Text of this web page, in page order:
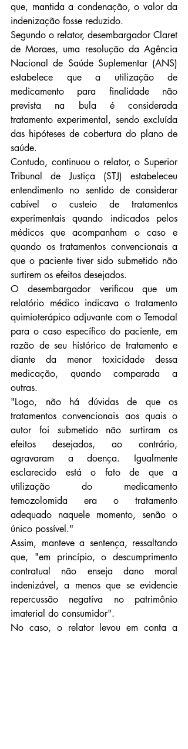
que, mantida a condenação, o valor da
indenização fosse reduzido.
Segundo o relator, desembargador Claret
de Moraes, uma resolução da Agência
Nacional de Saúde Suplementar (ANS)
estabelece que a utilização de
medicamento para finalidade não
prevista na bula é considerada
tratamento experimental, sendo excluída
das hipóteses de cobertura do plano de
saúde.
Contudo, continuou o relator, o Superior
Tribunal de Justiça (STJ) estabeleceu
entendimento no sentido de considerar
cabível o custeio de tratamentos
experimentais quando indicados pelos
médicos que acompanham o caso e
quando os tratamentos convencionais a
que o paciente tiver sido submetido não
surtirem os efeitos desejados.
O desembargador verificou que um
relatório médico indicava o tratamento
quimioterápico adjuvante com o Temodal
para o caso específico do paciente, em
razão de seu histórico de tratamento e
diante da menor toxicidade dessa
medicação, quando comparada a
outras.
"Logo, não há dúvidas de que os
tratamentos convencionais aos quais o
autor foi submetido não surtiram os
efeitos desejados, ao contrário,
agravaram a doença. Igualmente
esclarecido está o fato de que a
utilização do medicamento
temozolomida era o tratamento
adequado naquele momento, senão o
único possível."
Assim, manteve a sentença, ressaltando
que, "em princípio, o descumprimento
contratual não enseja dano moral
indenizável, a menos que se evidencie
repercussão negativa no patrimônio
imaterial do consumidor".
No caso, o relator levou em conta a